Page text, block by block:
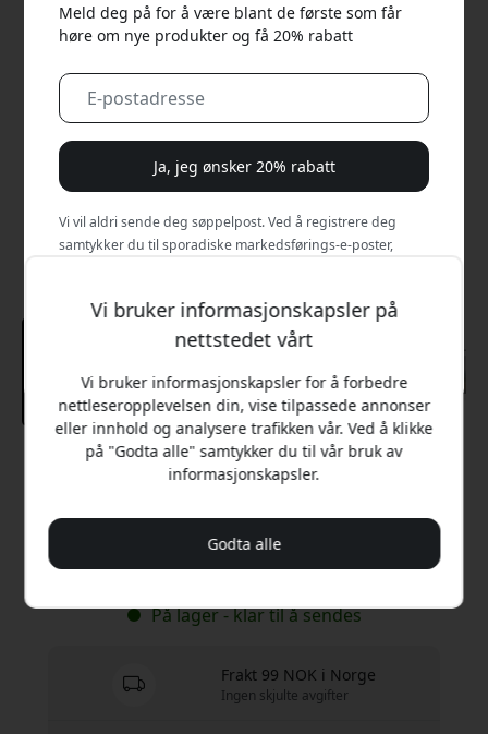
Anbefalt pris
299 NOK
På lager - klar til å sendes
Frakt 99 NOK i Norge
Ingen skjulte avgifter
Vi bruker informasjonskapsler på
nettstedet vårt
Vi bruker informasjonskapsler for å forbedre
nettleseropplevelsen din, vise tilpassede annonser
eller innhold og analysere trafikken vår. Ved å klikke
på "Godta alle" samtykker du til vår bruk av
informasjonskapsler.
Godta alle
Meld deg på for å være blant de første som får
høre om nye produkter og få 20% rabatt
Ja, jeg ønsker 20% rabatt
Vi vil aldri sende deg søppelpost. Ved å registrere deg
samtykker du til sporadiske markedsførings-e-poster,
Nei, jeg vil heller betale full pris.
Bruk denne koden i kassen for å få 20% rabatt.